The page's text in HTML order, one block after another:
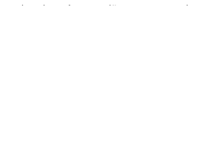
abandonat într-un adăpost. Apoi totul ia o